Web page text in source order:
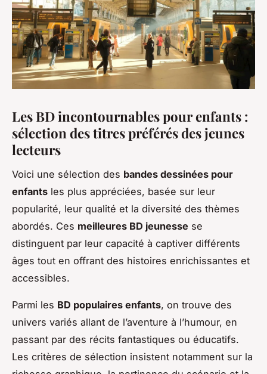
Les BD incontournables pour enfants :
sélection des titres préférés des jeunes
lecteurs
Voici une sélection des bandes dessinées pour
enfants les plus appréciées, basée sur leur
popularité, leur qualité et la diversité des thèmes
abordés. Ces meilleures BD jeunesse se
distinguent par leur capacité à captiver différents
âges tout en offrant des histoires enrichissantes et
accessibles.
Parmi les BD populaires enfants, on trouve des
univers variés allant de l’aventure à l’humour, en
passant par des récits fantastiques ou éducatifs.
Les critères de sélection insistent notamment sur la